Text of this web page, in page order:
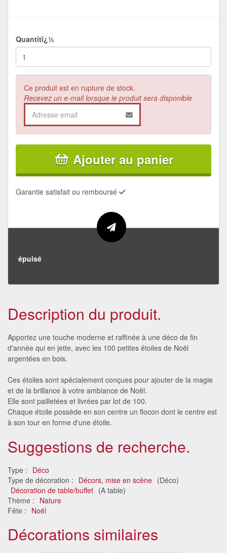
Quantitï¿½
Ce produit est en rupture de stock.
Recevez un e-mail lorsque le produit sera disponible
Ajouter au panier
Garantie satisfait ou remboursé
épuisé
Description du produit.
Apportez une touche moderne et raffinée à une déco de fin
d'année qui en jette, avec les 100 petites étoiles de Noël
argentées en bois.
Ces étoiles sont spécialement conçues pour ajouter de la magie
et de la brillance à votre ambiance de Noël.
Elle sont pailletées et livrées par lot de 100.
Chaque étoile possède en son centre un flocon dont le centre est
à son tour en forme d'une étoile.
Suggestions de recherche.
Type : Déco
Type de décoration : Décors, mise en scène (Déco)
Décoration de table/buffet (A table)
Thème : Nature
Fête : Noël
Décorations similaires